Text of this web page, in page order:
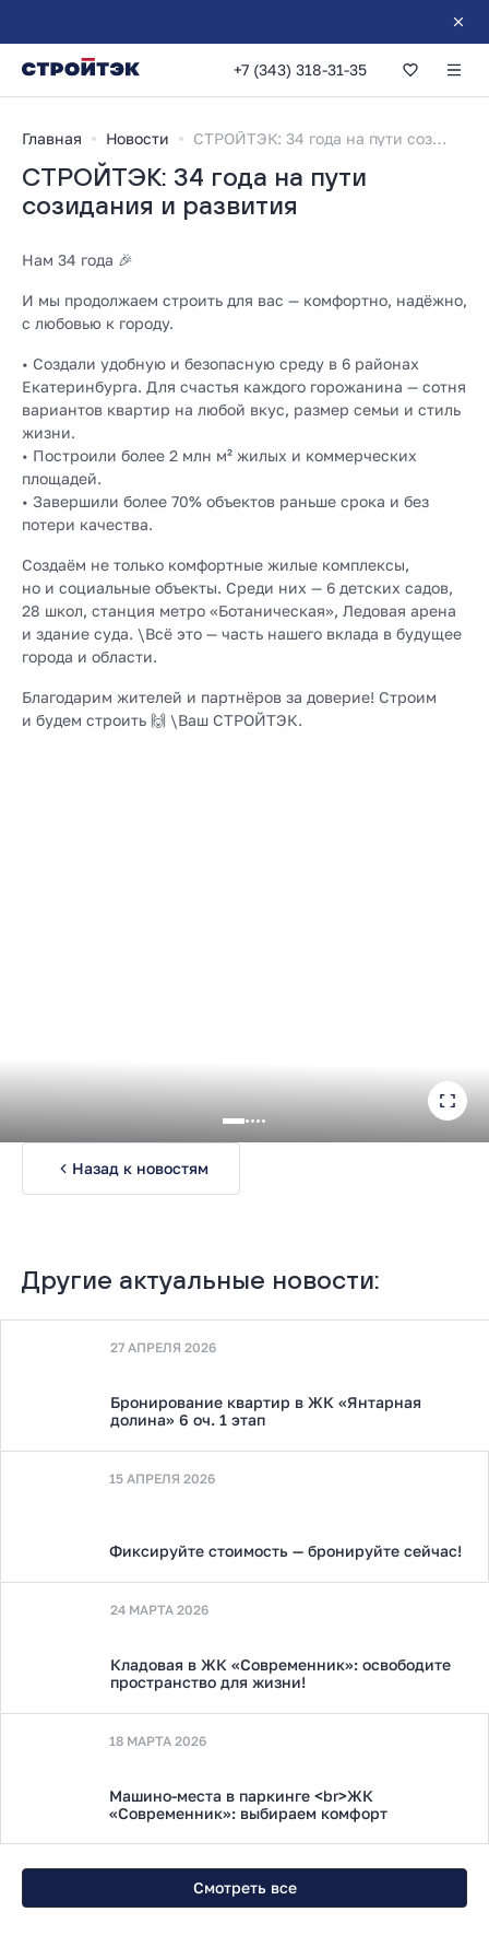
+7 (343) 318-31-35
Главная Новости СТРОЙТЭК: 34 года на пути созидания и развития
СТРОЙТЭК: 34 года на пути
созидания и развития
Нам 34 года 🎉
И мы продолжаем строить для вас — комфортно, надёжно,
с любовью к городу.
• Создали удобную и безопасную среду в 6 районах
Екатеринбурга. Для счастья каждого горожанина — сотня
вариантов квартир на любой вкус, размер семьи и стиль
жизни.
• Построили более 2 млн м² жилых и коммерческих
площадей.
• Завершили более 70% объектов раньше срока и без
потери качества.
Создаём не только комфортные жилые комплексы,
но и социальные объекты. Среди них — 6 детских садов,
28 школ, станция метро «Ботаническая», Ледовая арена
и здание суда. \Всё это — часть нашего вклада в будущее
города и области.
Благодарим жителей и партнёров за доверие! Строим
и будем строить 🙌 \Ваш СТРОЙТЭК.
Назад к новостям
Другие актуальные новости:
27 АПРЕЛЯ 2026
Бронирование квартир в ЖК «Янтарная
долина» 6 оч. 1 этап
15 АПРЕЛЯ 2026
Фиксируйте стоимость — бронируйте сейчас!
24 МАРТА 2026
Кладовая в ЖК «Современник»: освободите
пространство для жизни!
18 МАРТА 2026
Машино-места в паркинге <br>ЖК
«Современник»: выбираем комфорт
Смотреть все